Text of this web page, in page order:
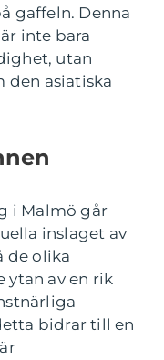
gaffeln. Denna
inte bara
utan
den asiatiska
i Malmö går
inslaget av
de olika
ytan av en rik
bidrar till en